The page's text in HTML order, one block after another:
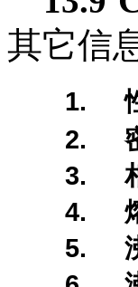
其它信
1.
2.
3.
4.
5.